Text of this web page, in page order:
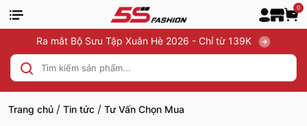
0
Ra mắt Bộ Sưu Tập Xuân Hè 2026 - Chỉ từ 139K
Trang chủ / Tin tức / Tư Vấn Chọn Mua